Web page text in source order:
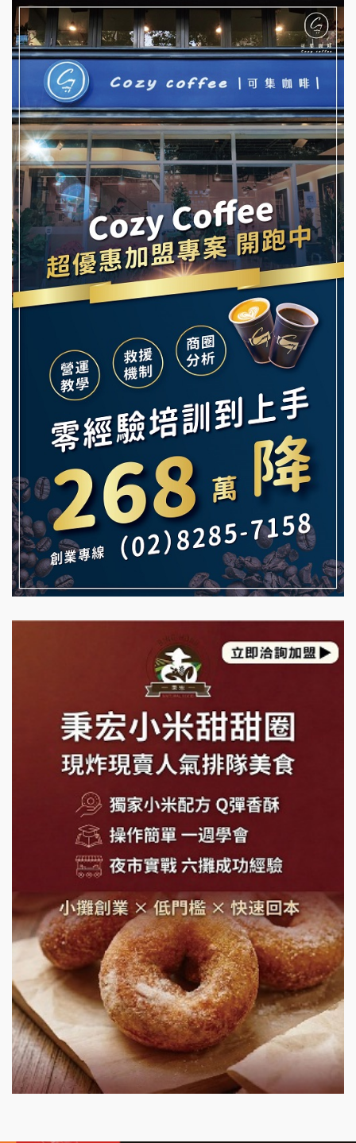
彭富貴加盟說明會
NU PASTA義大利麵加盟說明會
潮鍋癮加盟說明會
蓁伙烤倆吃加盟說明會
霏等茶加盟說明會
早安山丘加盟說明會
冰封仙果加盟說明會
Ramble Café 漫步藍咖啡加盟說明會
微風亭鐵板燒加盟說明會
鮮茶道加盟說明會
【曉妍美妝】誠徵行政櫃檯
自助洗衣店誠徵代洗收送人員(台中市)
MUSHEN徵SPA美容芳療師
日十。早午食加盟說明會
拾鑶火鍋加盟說明會
杜芳子古味茶鋪加盟說明會
優握握×酸奶大獅加盟說明會
冬城門加盟說明會
拾鑶火鍋加盟說明會
阿性情趣無人販售所加盟明會
龍涎居好湯加盟說明會
舒油頭加盟說明會
韓金量加盟說明會
Mr.Wish加盟說明會
白鬍泡泡 BOHO POPO加盟說明會
雞咕雞咕加盟說明會
TEA TOP加盟說明會
珍好味臭臭鍋加盟說明會
藍象廷泰式火鍋加盟說明會
莫尼早餐Morni加盟說明會
手作功夫茶加盟說明會
SHARE TEA歇腳亭加盟說明會
潮味決-湯滷專門店加盟說明會
鬍子茶加盟說明會
鮮茶道加盟說明會
微風亭鐵板燒加盟說明會
漫步藍咖啡加盟說明會
明石章魚燒加盟說明會
出櫃加盟說明會
千香漢堡加盟說明會